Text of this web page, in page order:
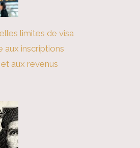
limites de visa
aux inscriptions
aux revenus